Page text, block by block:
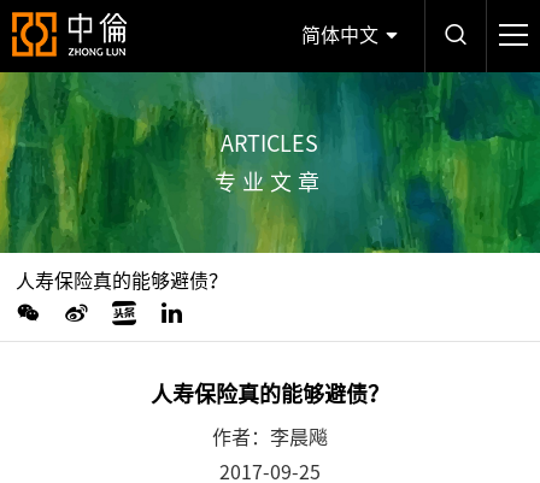
简体中文
ARTICLES
专业文章
人寿保险真的能够避债？
人寿保险真的能够避债？
作者：李晨飚
2017-09-25